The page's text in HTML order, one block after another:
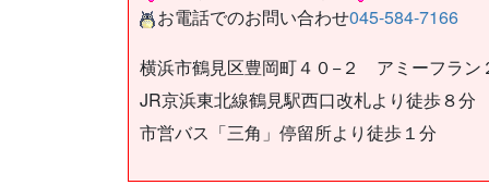
お電話でのお問い合わせ045-584-7166
横浜市鶴見区豊岡町４０−２ アミーフラン
JR京浜東北線鶴見駅西口改札より徒歩８分
市営バス「三角」停留所より徒歩１分